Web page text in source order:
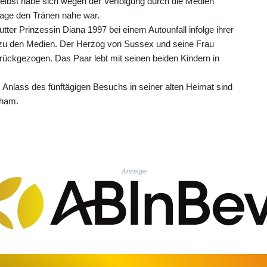
den Tränen nahe war.
Prinzessin Diana 1997 bei einem Autounfall infolge ihrer
den Medien. Der Herzog von Sussex und seine Frau
Das Paar lebt mit seinen beiden Kindern in
des fünftägigen Besuchs in seiner alten Heimat sind
Anzeige